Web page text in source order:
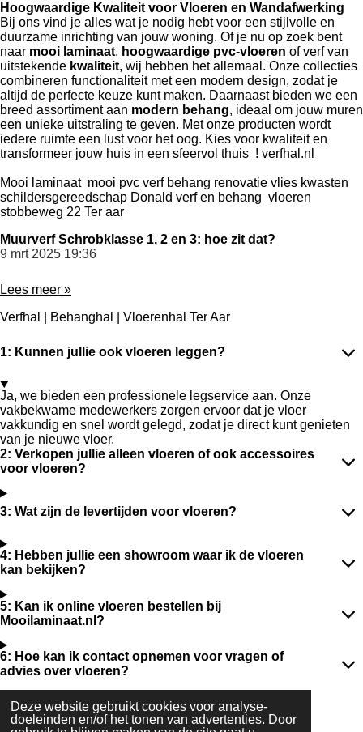
Deze website gebruikt cookies voor analyse-
doeleinden en/of het tonen van advertenties. Door
Hoogwaardige Kwaliteit voor Vloeren en Wandafwerking
Bij ons vind je alles wat je nodig hebt voor een stijlvolle en
duurzame inrichting van jouw woning. Of je nu op zoek bent
naar mooi laminaat, hoogwaardige pvc-vloeren of verf van
uitstekende kwaliteit, wij hebben het allemaal. Onze collecties
combineren functionaliteit met een modern design, zodat je
altijd de perfecte keuze kunt maken. Daarnaast bieden we een
breed assortiment aan modern behang, ideaal om jouw muren
een unieke uitstraling te geven. Met onze producten wordt
iedere ruimte een lust voor het oog. Kies voor kwaliteit en
transformeer jouw huis in een sfeervol thuis ! verfhal.nl
Mooi laminaat mooi pvc verf behang renovatie vlies kwasten
schildersgereedschap Donald verf en behang vloeren
stobbeweg 22 Ter aar
Muurverf Schrobklasse 1, 2 en 3: hoe zit dat?
9 mrt 2025 19:36
Lees meer »
Verfhal | Behanghal | Vloerenhal Ter Aar
1: Kunnen jullie ook vloeren leggen?
Ja, we bieden een professionele legservice aan. Onze
vakbekwame medewerkers zorgen ervoor dat je vloer
vakkundig en snel wordt gelegd, zodat je direct kunt genieten
van je nieuwe vloer.
2: Verkopen jullie alleen vloeren of ook accessoires
voor vloeren?
3: Wat zijn de levertijden voor vloeren?
4: Hebben jullie een showroom waar ik de vloeren
kan bekijken?
5: Kan ik online vloeren bestellen bij
Mooilaminaat.nl?
6: Hoe kan ik contact opnemen voor vragen of
advies over vloeren?
Verfhal Stobbeweg 22 Ter Aar 2461EX
Ma/Vr 08.00-18.00 tel: 0172 578 459